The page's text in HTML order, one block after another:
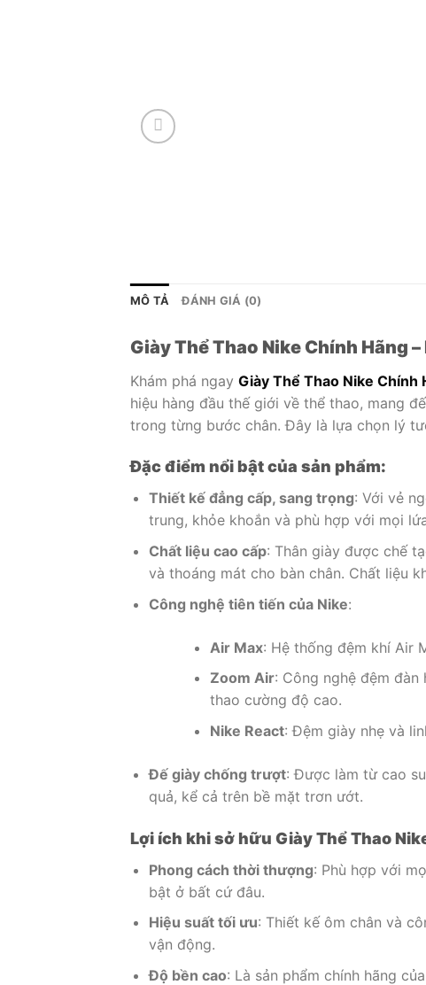
MÔ TẢ ĐÁNH GIÁ (0)
Giày Thể Thao Nike Chính Hãng
Khám phá ngay Giày Thể Thao Nike Chính
hiệu hàng đầu thế giới về thể thao, mang
trong từng bước chân. Đây là lựa chọn lý
Đặc điểm nổi bật của sản phẩm:
Thiết kế đẳng cấp, sang trọng: Với vẻ
trung, khỏe khoắn và phù hợp với mọi
Chất liệu cao cấp: Thân giày được chế
và thoáng mát cho bàn chân. Chất liệu
Công nghệ tiên tiến của Nike:
Air Max: Hệ thống đệm khí Air
Zoom Air: Công nghệ đệm
thao cường độ cao.
Nike React: Đệm giày nhẹ và
Đế giày chống trượt: Được làm từ cao
quả, kể cả trên bề mặt trơn ướt.
Lợi ích khi sở hữu Giày Thể Thao
Phong cách thời thượng: Phù hợp với
bật ở bất cứ đâu.
Hiệu suất tối ưu: Thiết kế ôm chân và
vận động.
Độ bền cao: Là sản phẩm chính hãng